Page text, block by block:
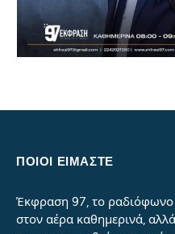
ΠΟΙΟΙ ΕΙΜΑΣΤΕ
Έκφραση 97, το ραδιόφωνο
στον αέρα καθημερινά,